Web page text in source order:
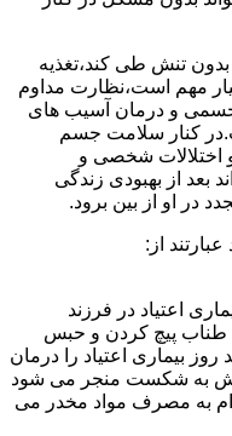
بدون تنش طی کند،تغذیه
مهم است،نظارت مداوم
و درمان آسیب های
کنار سلامت جسم
اختلالات شخصی و
بعد از بهبودی زندگی
در او از بین برود.
از:
اعتیاد در فرزند
طناب پیچ کردن و حبس
بیماری اعتیاد را درمان
روش به شکست منجر می شود
به مصرف مواد مخدر می